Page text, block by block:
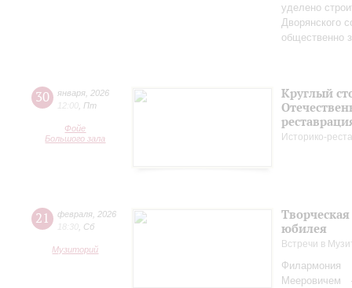
уделено
Дворянского
общественно
30 января 2026
12:00 Пт
Фойе
Большого зала
Круглый
Историко-
21 февраля 2026
18:30 Сб
Музиторий
юбилея
Встречи в
Мееровичем